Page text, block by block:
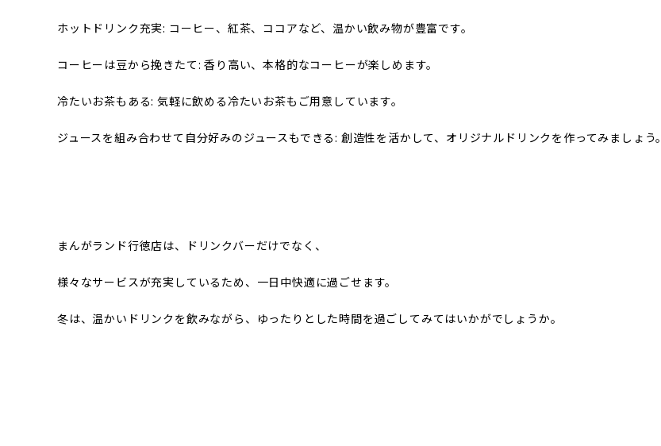
ホットドリンク充実: コーヒー、紅茶、ココアなど、温かい飲み物が豊富です。
コーヒーは豆から挽きたて: 香り高い、本格的なコーヒーが楽しめます。
冷たいお茶もある: 気軽に飲める冷たいお茶もご用意しています。
ジュースを組み合わせて自分好みのジュースもできる: 創造性を活かして、オリジナルドリンクを作ってみましょう。
まんがランド行徳店は、ドリンクバーだけでなく、
様々なサービスが充実しているため、一日中快適に過ごせます。
冬は、温かいドリンクを飲みながら、ゆったりとした時間を過ごしてみてはいかがでしょうか。